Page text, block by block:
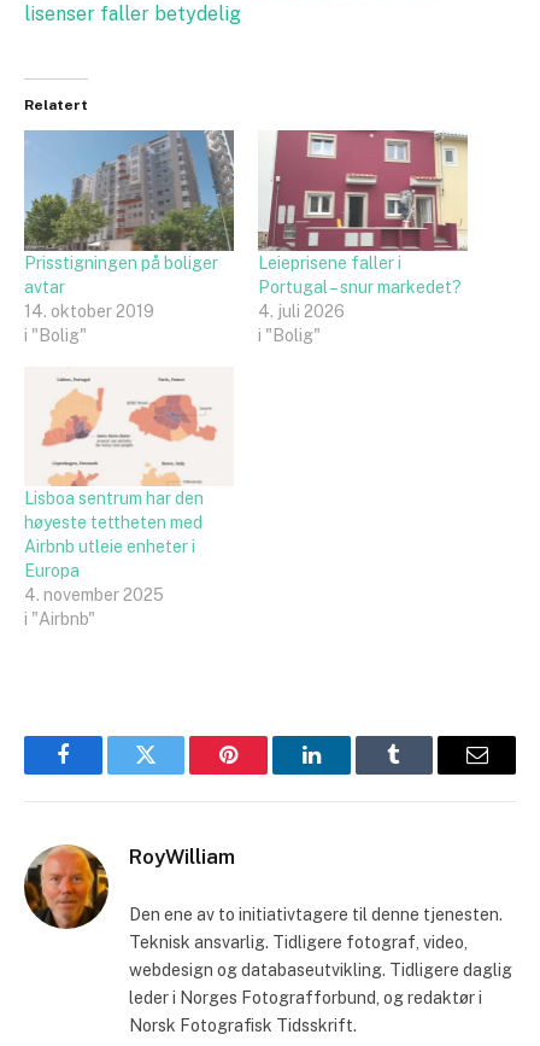
lisenser faller betydelig
Relatert
Prisstigningen på boliger
avtar
14. oktober 2019
i "Bolig"
Leieprisene faller i
Portugal – snur markedet?
4. juli 2026
i "Bolig"
Lisboa sentrum har den
høyeste tettheten med
Airbnb utleie enheter i
Europa
4. november 2025
i "Airbnb"
FacebookTwitter Pinterest LinkedInTumblr Email
RoyWilliam
Den ene av to initiativtagere til denne tjenesten.
Teknisk ansvarlig. Tidligere fotograf, video,
webdesign og databaseutvikling. Tidligere daglig
leder i Norges Fotografforbund, og redaktør i
Norsk Fotografisk Tidsskrift.